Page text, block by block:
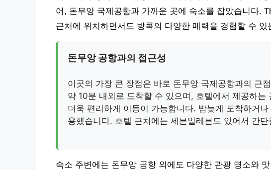
어, 돈무앙 국제공항과 가까운 곳에 숙소를 잡았습니다.
근처에 위치하면서도 방콕의 다양한 매력을 경험할 수
돈무앙 공항과의 접근성
이곳의 가장 큰 장점은 바로 돈무앙 국제공항과의 근
약 10분 내외로 도착할 수 있으며, 호텔에서 제공하는
더욱 편리하게 이동이 가능합니다. 밤늦게 도착하거
용했습니다. 호텔 근처에는 세븐일레븐도 있어서 간
숙소 주변에는 돈무앙 공항 외에도 다양한 관광 명소와